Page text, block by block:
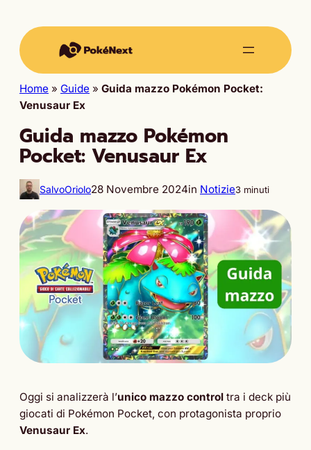
Home » Guide » Guida mazzo Pokémon Pocket:
Venusaur Ex
Guida mazzo Pokémon
Pocket: Venusaur Ex
SalvoOriolo28 Novembre 2024in Notizie3 minuti
Oggi si analizzerà l’unico mazzo control tra i deck più
giocati di Pokémon Pocket, con protagonista proprio
Venusaur Ex.